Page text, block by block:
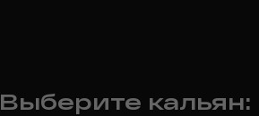
Выберите кальян: